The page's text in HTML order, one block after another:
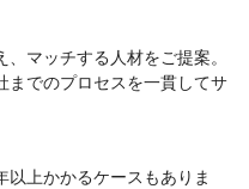
マッチする人材をご提案。
までのプロセスを一貫してサ
上かかるケースもありま